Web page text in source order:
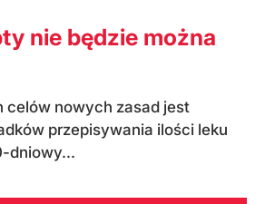
nie będzie można
celów nowych zasad jest
przepisywania ilości leku
dniowy...